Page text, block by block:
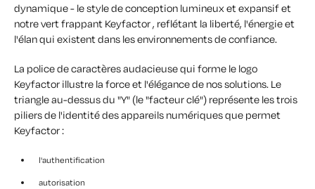
dynamique - le style de conception lumineux et expansif et
notre vert frappant Keyfactor , reflétant la liberté, l'énergie et
l'élan qui existent dans les environnements de confiance.
La police de caractères audacieuse qui forme le logo
Keyfactor illustre la force et l'élégance de nos solutions. Le
triangle au-dessus du "Y" (le "facteur clé") représente les trois
piliers de l'identité des appareils numériques que permet
Keyfactor :
l'authentification
autorisation